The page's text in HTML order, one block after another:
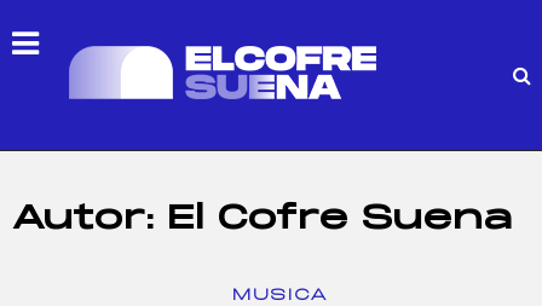
Autor: El Cofre Suena
MUSICA